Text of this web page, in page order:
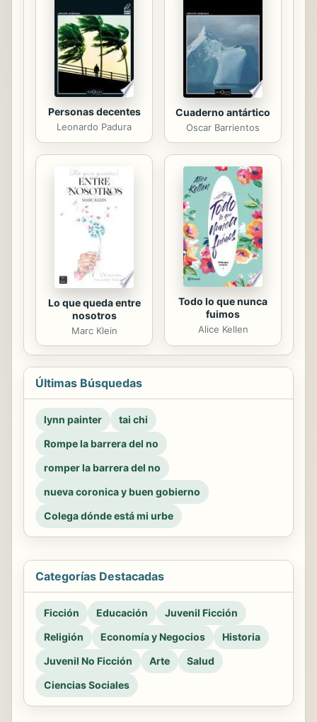
Personas decentes
Leonardo Padura
Cuaderno antártico
Oscar Barrientos
Lo que queda entre
nosotros
Marc Klein
Todo lo que nunca
fuimos
Alice Kellen
Últimas Búsquedas
lynn painter
tai chi
Rompe la barrera del no
romper la barrera del no
nueva coronica y buen gobierno
Colega dónde está mi urbe
Categorías Destacadas
Ficción Educación
Juvenil Ficción
Religión
Economía y Negocios
Historia
Juvenil No Ficción
Arte
Salud
Ciencias Sociales